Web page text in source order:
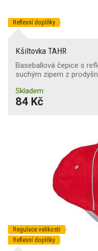
Reflexní doplňky
Kšiltovka TAHR
Baseballová čepice s
suchým zipem z
Skladem
84 Kč
Regulace velikosti
Reflexní doplňky